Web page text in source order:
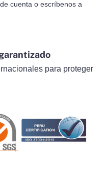
cuenta o escríbenos a
para proteger